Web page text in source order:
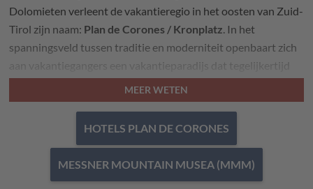
Dolomieten verleent de vakantieregio in het oosten van Zuid-
Tirol zijn naam: Plan de Corones / Kronplatz . In het
spanningsveld tussen traditie en moderniteit openbaart zich
aan vakantiegangers een vakantieparadijs dat tegelijkertijd
vakantie of dit nu in eenhotel of op een campingis.
skiën en snowboarden. Terecht, want Hausberg von Bruneck
MEER WETEN
HOTELS PLAN DE CORONES
MESSNER MOUNTAIN MUSEA (MMM)